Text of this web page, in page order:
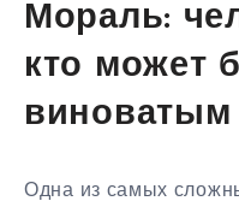
Мораль:
кто может
виноватым
Одна из самых